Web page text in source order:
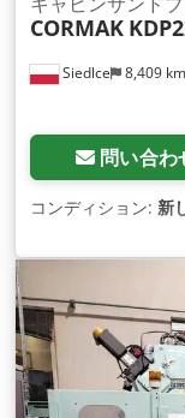
Siedlce 8,409 km
CORMAK
問い合わ
コンディション: 新